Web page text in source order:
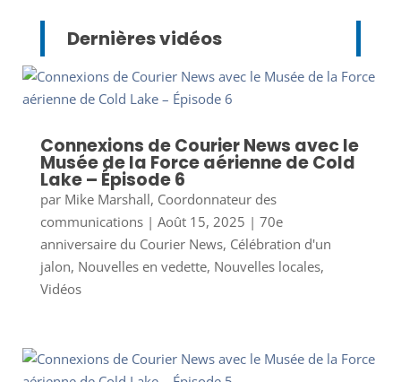
Dernières vidéos
Connexions de Courier News avec le
Musée de la Force aérienne de Cold
Lake – Épisode 6
par Mike Marshall, Coordonnateur des
communications| Août 15, 2025 | 70e
anniversaire du Courier News, Célébration d'un
jalon, Nouvelles en vedette, Nouvelles locales,
Vidéos